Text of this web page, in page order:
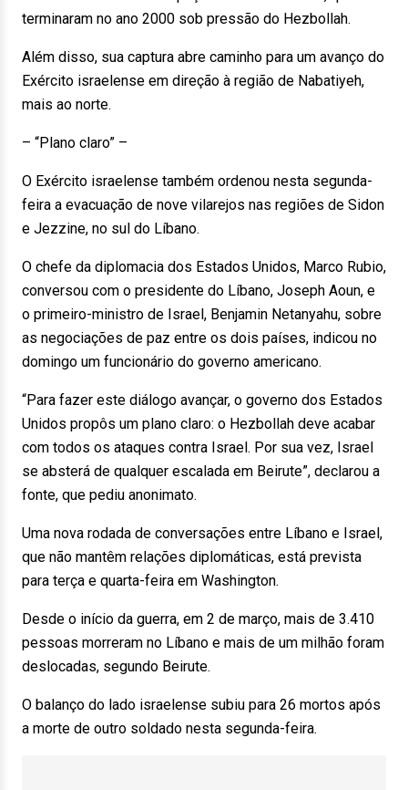
terminaram no ano 2000 sob pressão do Hezbollah.
Além disso, sua captura abre caminho para um avanço do
Exército israelense em direção à região de Nabatiyeh,
mais ao norte.
– “Plano claro” –
O Exército israelense também ordenou nesta segunda-
feira a evacuação de nove vilarejos nas regiões de Sidon
e Jezzine, no sul do Líbano.
O chefe da diplomacia dos Estados Unidos, Marco Rubio,
conversou com o presidente do Líbano, Joseph Aoun, e
o primeiro-ministro de Israel, Benjamin Netanyahu, sobre
as negociações de paz entre os dois países, indicou no
domingo um funcionário do governo americano.
“Para fazer este diálogo avançar, o governo dos Estados
Unidos propôs um plano claro: o Hezbollah deve acabar
com todos os ataques contra Israel. Por sua vez, Israel
se absterá de qualquer escalada em Beirute”, declarou a
fonte, que pediu anonimato.
Uma nova rodada de conversações entre Líbano e Israel,
que não mantêm relações diplomáticas, está prevista
para terça e quarta-feira em Washington.
Desde o início da guerra, em 2 de março, mais de 3.410
pessoas morreram no Líbano e mais de um milhão foram
deslocadas, segundo Beirute.
O balanço do lado israelense subiu para 26 mortos após
a morte de outro soldado nesta segunda-feira.